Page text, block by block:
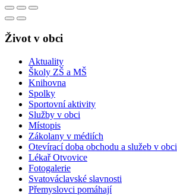
Život v obci
Aktuality
Školy ZŠ a MŠ
Knihovna
Spolky
Sportovní aktivity
Služby v obci
Místopis
Zákolany v médiích
Otevírací doba obchodu a služeb v obci
Lékař Otvovice
Fotogalerie
Svatováclavské slavnosti
Přemyslovci pomáhají